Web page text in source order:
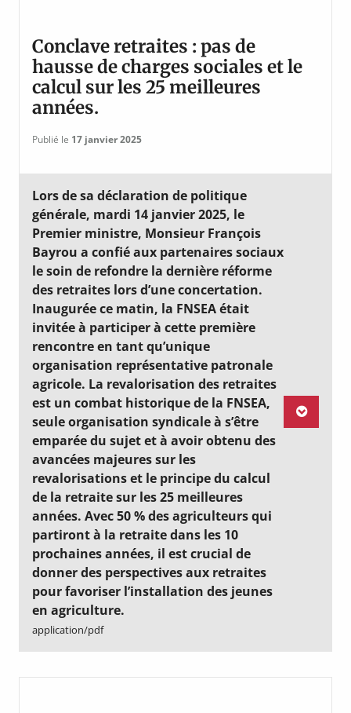
Conclave retraites : pas de
hausse de charges sociales et le
calcul sur les 25 meilleures
années.
Publié le 17 janvier 2025
Lors de sa déclaration de politique
générale, mardi 14 janvier 2025, le
Premier ministre, Monsieur François
Bayrou a confié aux partenaires sociaux
le soin de refondre la dernière réforme
des retraites lors d’une concertation.
Inaugurée ce matin, la FNSEA était
invitée à participer à cette première
rencontre en tant qu’unique
organisation représentative patronale
agricole. La revalorisation des retraites
est un combat historique de la FNSEA,
seule organisation syndicale à s’être
emparée du sujet et à avoir obtenu des
avancées majeures sur les
revalorisations et le principe du calcul
de la retraite sur les 25 meilleures
années. Avec 50 % des agriculteurs qui
partiront à la retraite dans les 10
prochaines années, il est crucial de
donner des perspectives aux retraites
pour favoriser l’installation des jeunes
en agriculture.
application/pdf